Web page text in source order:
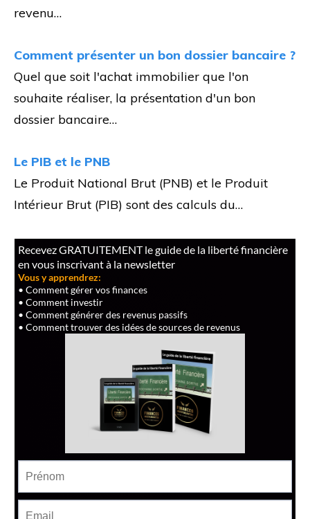
revenu…
Comment présenter un bon dossier bancaire ?
Quel que soit l'achat immobilier que l'on
souhaite réaliser, la présentation d'un bon
dossier bancaire…
Le PIB et le PNB
Le Produit National Brut (PNB) et le Produit
Intérieur Brut (PIB) sont des calculs du…